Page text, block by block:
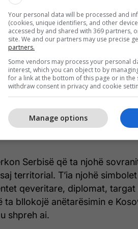
të Shteteve të
dialogun Kosovë-Serbi dhe
për Ballkanin Perëndimor
dhe se janë duke
Perëndimor drejt
Marrëveshjen e Ohrit, dukë
sovranitetin e Kosovës dhe
Serbisë që ta njohë
territorial. T’ia njohë
qeveritare, diplomat, targat
ta bllokojë anëtarësimin e
shpreh ai.
Your personal data will be processed and
(cookies, unique identifiers, and other
accessed by and shared with 369 partners,
site. We and our partners may use precise
partners.
Some vendors may process your personal
interest, which you can object to by
for a link at the bottom of this page or in the
withdraw consent in privacy and cookie
Manage options